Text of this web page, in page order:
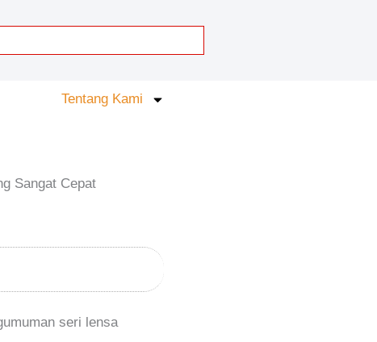
Tentang Kami
Sangat Cepat
seri lensa